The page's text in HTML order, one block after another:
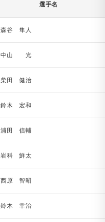
選手名
森谷 隼人
中山 光
柴田 健治
鈴木 宏和
浦田 信輔
岩科 鮮太
西原 智昭
鈴木 幸治